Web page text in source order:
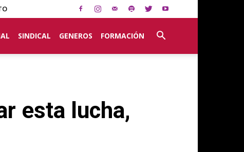
SINDICAL GENEROS FORMACIÓN
esta lucha,